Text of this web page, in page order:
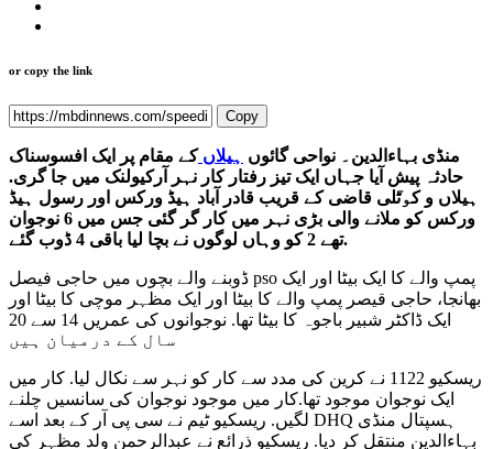
or copy the link
Copy
منڈی بہاءالدین۔ نواحی گائوں ہیلاںکے مقام پر ایک افسوسناک
حادثہ پیش آیا جہاں ایک تیز رفتار کار نہر آرکیولنک میں جا گری.
ہیلاں و کوٙٹلی قاضی کے قریب قادر آباد ہیڈ ورکس اور رسول ہیڈ
ورکس کو ملانے والی بڑی نہر میں کار گر گئی جس میں 6 نوجوان
تھے 2 کو وہاں لوگوں نے بچا لیا باقی 4 ڈوب گئے.
ڈوبنے والے بچوں میں حاجی فیصل pso پمپ والے کا ایک بیٹا اور ایک
بھانجا، حاجی قیصر پمپ والے کا بیٹا اور ایک مظہر موچی کا بیٹا اور
ایک ڈاکٹر شبیر باجوہ کا بیٹا تھا. نوجوانوں کی عمریں 14 سے 20
سال کے درمیان ہیں
ریسکیو 1122 نے کرین کی مدد سے کار کو نہر سے نکال لیا. کار میں
ایک نوجوان موجود تھا.کار میں موجود نوجوان کی سانسیں چلنے
لگیں. ریسکیو ٹیم نے سی پی آر کے بعد اسے DHQ ہسپتال منڈی
بہاءالدین منتقل کر دیا. ریسکیو ذرائع نے عبدالرحمن ولد مظہر کی